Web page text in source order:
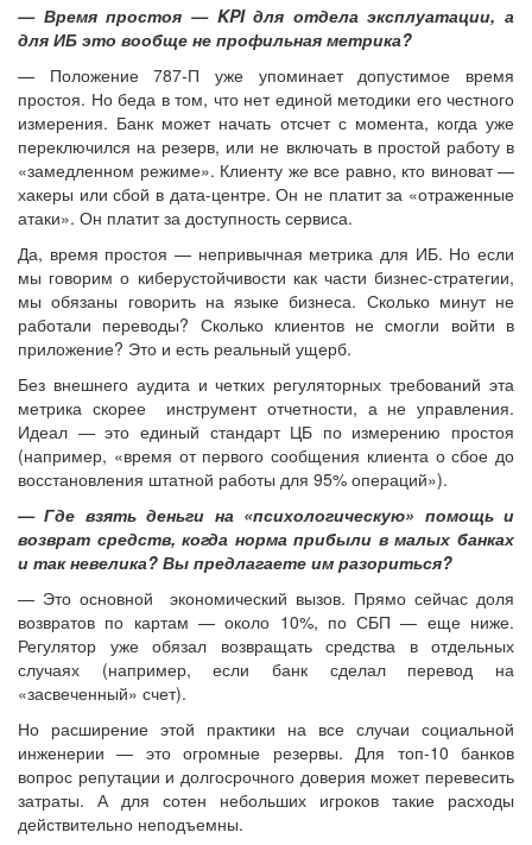
— Время простоя — KPI для отдела эксплуатации, а
для ИБ это вообще не профильная метрика?
— Положение 787-П уже упоминает допустимое время
простоя. Но беда в том, что нет единой методики его честного
измерения. Банк может начать отсчет с момента, когда уже
переключился на резерв, или не включать в простой работу в
«замедленном режиме». Клиенту же все равно, кто виноват —
хакеры или сбой в дата-центре. Он не платит за «отраженные
атаки». Он платит за доступность сервиса.
Да, время простоя — непривычная метрика для ИБ. Но если
мы говорим о киберустойчивости как части бизнес-стратегии,
мы обязаны говорить на языке бизнеса. Сколько минут не
работали переводы? Сколько клиентов не смогли войти в
приложение? Это и есть реальный ущерб.
Без внешнего аудита и четких регуляторных требований эта
метрика скорее инструмент отчетности, а не управления.
Идеал — это единый стандарт ЦБ по измерению простоя
(например, «время от первого сообщения клиента о сбое до
восстановления штатной работы для 95% операций»).
— Где взять деньги на «психологическую» помощь и
возврат средств, когда норма прибыли в малых банках
и так невелика? Вы предлагаете им разориться?
— Это основной экономический вызов. Прямо сейчас доля
возвратов по картам — около 10%, по СБП — еще ниже.
Регулятор уже обязал возвращать средства в отдельных
случаях (например, если банк сделал перевод на
«засвеченный» счет).
Но расширение этой практики на все случаи социальной
инженерии — это огромные резервы. Для топ-10 банков
вопрос репутации и долгосрочного доверия может перевесить
затраты. А для сотен небольших игроков такие расходы
действительно неподъемны.